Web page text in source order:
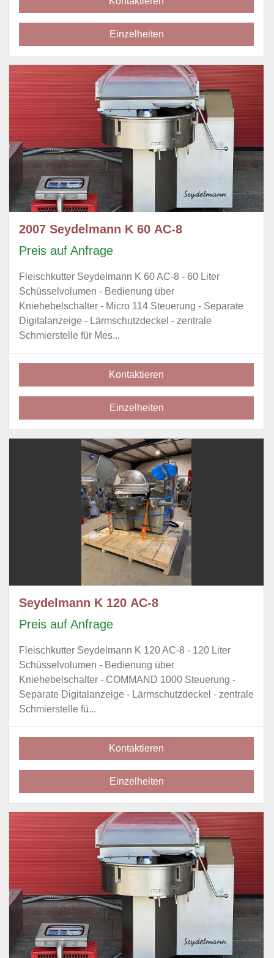
Einzelheiten
2007 Seydelmann K 60 AC-8
Preis auf Anfrage
Fleischkutter Seydelmann K 60 AC-8 - 60 Liter
Schüsselvolumen - Bedienung über
Kniehebelschalter - Micro 114 Steuerung - Separate
Digitalanzeige - Lärmschutzdeckel - zentrale
Schmierstelle für Mes...
Kontaktieren
Einzelheiten
Seydelmann K 120 AC-8
Preis auf Anfrage
Fleischkutter Seydelmann K 120 AC-8 - 120 Liter
Schüsselvolumen - Bedienung über
Kniehebelschalter - COMMAND 1000 Steuerung -
Separate Digitalanzeige - Lärmschutzdeckel - zentrale
Schmierstelle fü...
Kontaktieren
Einzelheiten